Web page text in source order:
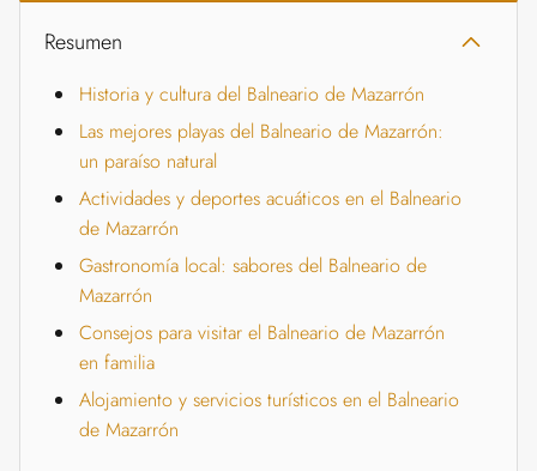
Resumen
Historia y cultura del Balneario de Mazarrón
Las mejores playas del Balneario de Mazarrón:
un paraíso natural
Actividades y deportes acuáticos en el Balneario
de Mazarrón
Gastronomía local: sabores del Balneario de
Mazarrón
Consejos para visitar el Balneario de Mazarrón
en familia
Alojamiento y servicios turísticos en el Balneario
de Mazarrón